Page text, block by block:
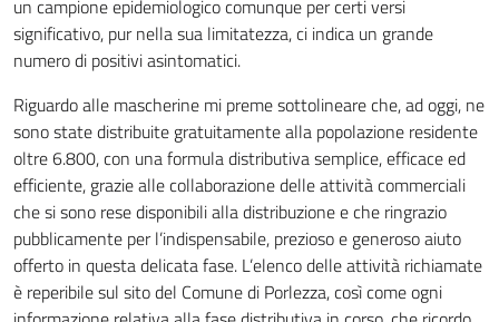
un campione epidemiologico comunque per certi versi
significativo, pur nella sua limitatezza, ci indica un grande
numero di positivi asintomatici.
Riguardo alle mascherine mi preme sottolineare che, ad oggi, ne
sono state distribuite gratuitamente alla popolazione residente
oltre 6.800, con una formula distributiva semplice, efficace ed
efficiente, grazie alle collaborazione delle attività commerciali
che si sono rese disponibili alla distribuzione e che ringrazio
pubblicamente per l’indispensabile, prezioso e generoso aiuto
offerto in questa delicata fase. L’elenco delle attività richiamate
è reperibile sul sito del Comune di Porlezza, così come ogni